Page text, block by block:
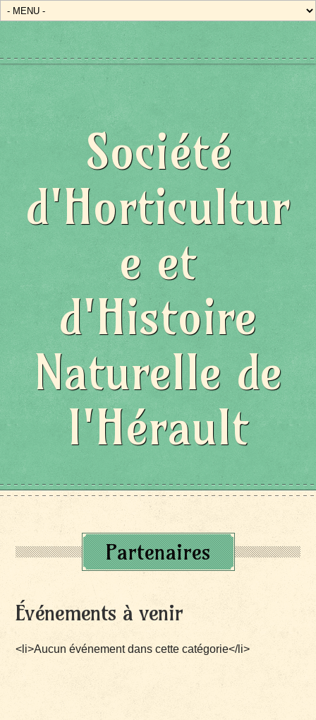
Société
d'Horticultur
e et
d'Histoire
Naturelle de
l'Hérault
Partenaires
Événements à venir
<li>Aucun événement dans cette catégorie</li>